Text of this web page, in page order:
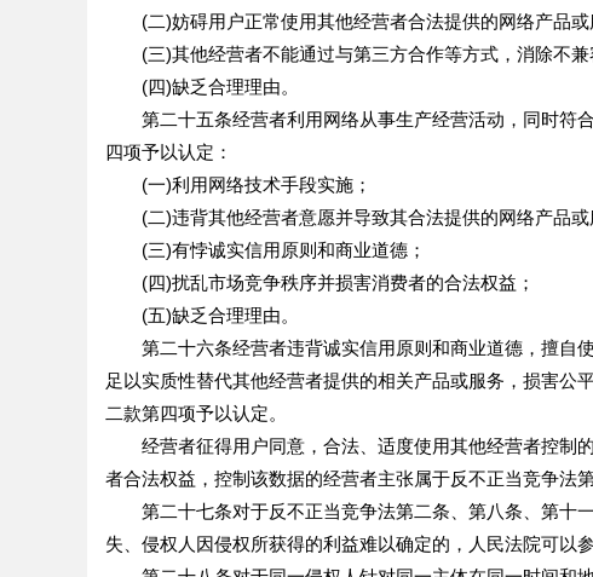
(二)妨碍用户正常使用其他经营者合法提供的网络产品或
(三)其他经营者不能通过与第三方合作等方式，消除不兼
(四)缺乏合理理由。
第二十五条经营者利用网络从事生产经营活动，同时符
四项予以认定：
(一)利用网络技术手段实施；
(二)违背其他经营者意愿并导致其合法提供的网络产品或
(三)有悖诚实信用原则和商业道德；
(四)扰乱市场竞争秩序并损害消费者的合法权益；
(五)缺乏合理理由。
第二十六条经营者违背诚实信用原则和商业道德，擅自
足以实质性替代其他经营者提供的相关产品或服务，损害
二款第四项予以认定。
经营者征得用户同意，合法、适度使用其他经营者控制
者合法权益，控制该数据的经营者主张属于反不正当竞争法
第二十七条对于反不正当竞争法第二条、第八条、第十
失、侵权人因侵权所获得的利益难以确定的，人民法院可以